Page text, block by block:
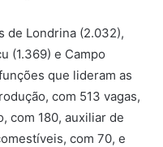
de Londrina (2.032),
(1.369) e Campo
que lideram as
com 513 vagas,
com 180, auxiliar de
com 70, e